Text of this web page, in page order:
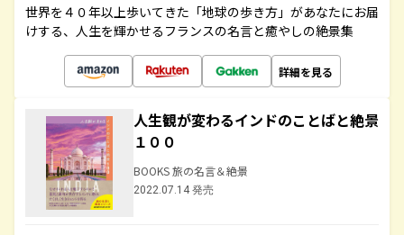
世界を４０年以上歩いてきた「地球の歩き方」があなたにお届
けする、人生を輝かせるフランスの名言と癒やしの絶景集
詳細を見る
人生観が変わるインドのことばと絶景
１００
BOOKS 旅の名言＆絶景
2022.07.14 発売